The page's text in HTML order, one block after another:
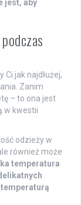
jest, aby
Ci jak najdłużej,
Zanim
– to ona jest
w kwestii
odzieży w
również może
temperatura